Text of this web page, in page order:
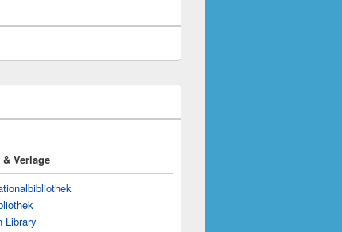
Verlage
Library